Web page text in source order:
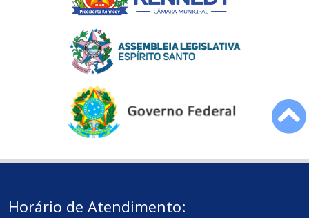
Horário de Atendimento: